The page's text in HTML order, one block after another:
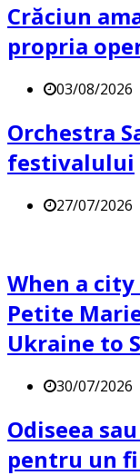
Crăciun
propria
03/08/2026
Orchestra
festivalului
27/07/2026
When a city
Petite
Ukraine to
30/07/2026
Odiseea
pentru un